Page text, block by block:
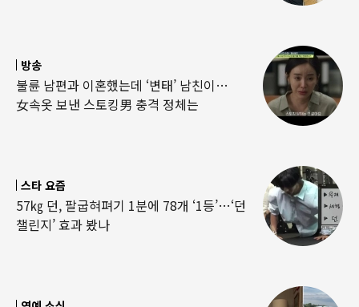
방송
불륜 남편과 이혼했는데 ‘변태’ 남친이…
女속옷 보낸 스토킹男 충격 정체는
스타 요즘
57㎏ 던, 팔굽혀펴기 1분에 78개 ‘1등’…‘던
챌린지’ 효과 봤나